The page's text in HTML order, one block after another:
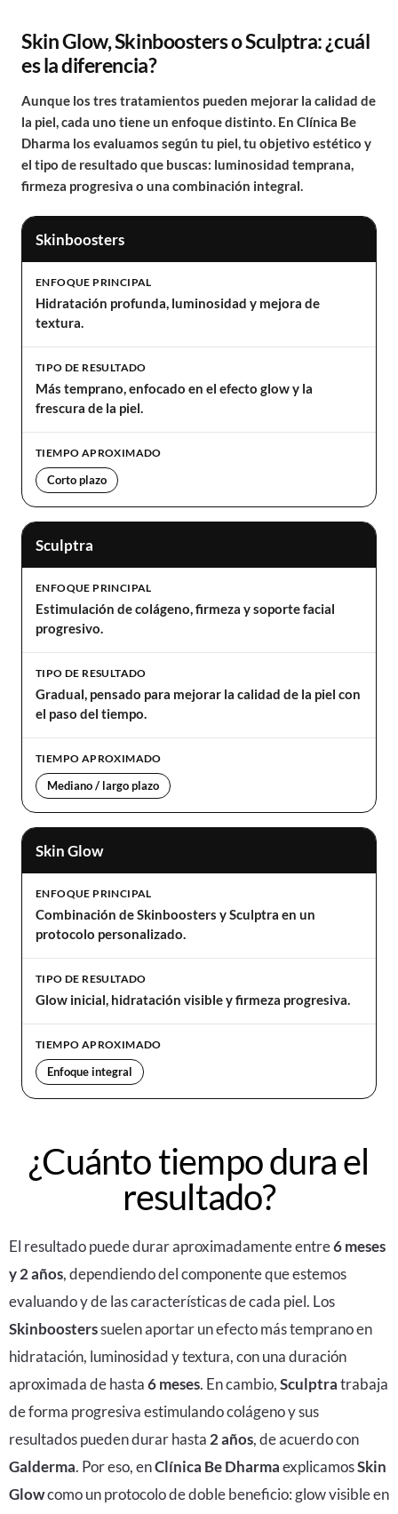
Skin Glow, Skinboosters o Sculptra: ¿cuál
es la diferencia?
Aunque los tres tratamientos pueden mejorar la calidad de
la piel, cada uno tiene un enfoque distinto. En Clínica Be
Dharma los evaluamos según tu piel, tu objetivo estético y
el tipo de resultado que buscas: luminosidad temprana,
firmeza progresiva o una combinación integral.
Skinboosters
ENFOQUE PRINCIPAL
Hidratación profunda, luminosidad y mejora de
textura.
TIPO DE RESULTADO
Más temprano, enfocado en el efecto glow y la
frescura de la piel.
TIEMPO APROXIMADO
Corto plazo
Sculptra
ENFOQUE PRINCIPAL
Estimulación de colágeno, firmeza y soporte facial
progresivo.
TIPO DE RESULTADO
Gradual, pensado para mejorar la calidad de la piel con
el paso del tiempo.
TIEMPO APROXIMADO
Mediano / largo plazo
Skin Glow
ENFOQUE PRINCIPAL
Combinación de Skinboosters y Sculptra en un
protocolo personalizado.
TIPO DE RESULTADO
Glow inicial, hidratación visible y firmeza progresiva.
TIEMPO APROXIMADO
Enfoque integral
¿Cuánto tiempo dura el
resultado?
El resultado puede durar aproximadamente entre6 meses
y 2 años, dependiendo del componente que estemos
evaluando y de las características de cada piel. Los
Skinboosterssuelen aportar un efecto más temprano en
hidratación, luminosidad y textura, con una duración
aproximada de hasta6 meses. En cambio,Sculptratrabaja
de forma progresiva estimulando colágeno y sus
resultados pueden durar hasta 2 años, de acuerdo con
Galderma. Por eso, enClínica Be DharmaexplicamosSkin
Glowcomo un protocolo de doble beneficio: glow visible en